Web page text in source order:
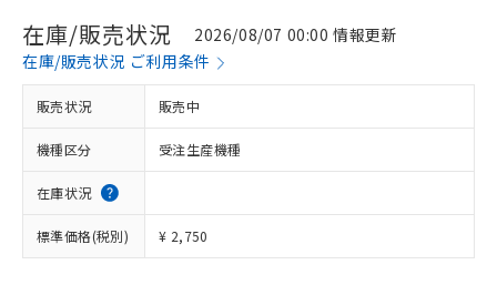
在庫/販売状況
2026/08/07 00:00 情報更新
在庫/販売状況 ご利用条件
販売状況 販売中
機種区分 受注生産機種
在庫状況
標準価格(税別) ¥ 2,750